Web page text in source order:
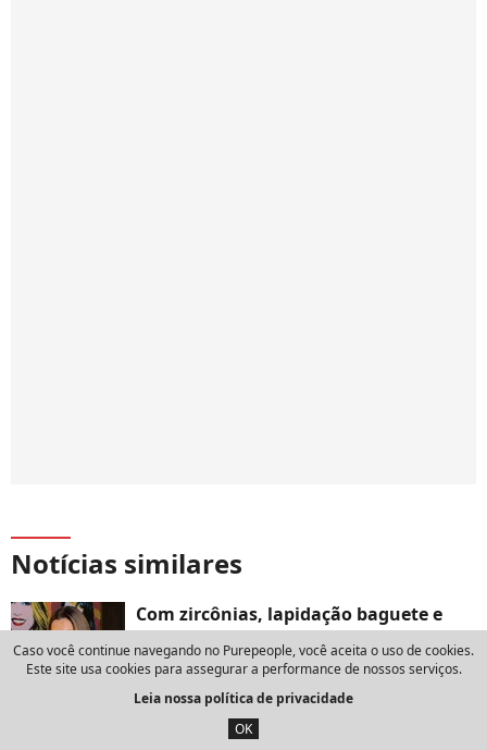
Notícias similares
Com zircônias, lapidação baguete e
luxo de milionária por preço
surpreendente: o colar de Fábia,
novela ‘Quem Ama Cuida’, é de marca
gaúcha que já virou hit com Gio
Caso você continue navegando no Purepeople, você aceita o uso de cookies.
Este site usa cookies para assegurar a performance de nossos serviços.
Leia nossa política de privacidade
OK